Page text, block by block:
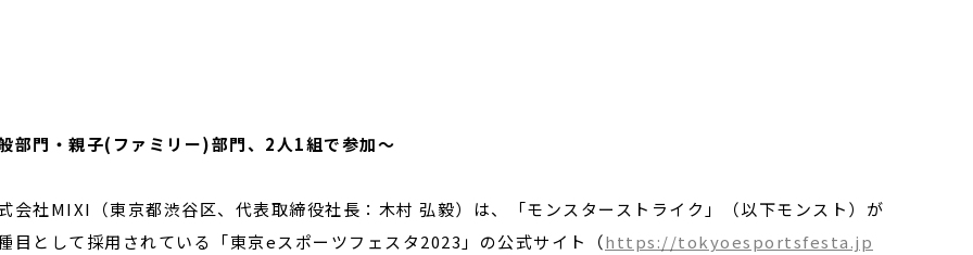
部門・親子(ファミリー)部門、2人1組で参加～
会社MIXI（東京都渋谷区、代表取締役社長：木村 弘毅）は、「モンスターストライク」（以下モンスト）が
目として採用されている「東京eスポーツフェスタ2023」の公式サイト（https://tokyoesportsfesta.jp